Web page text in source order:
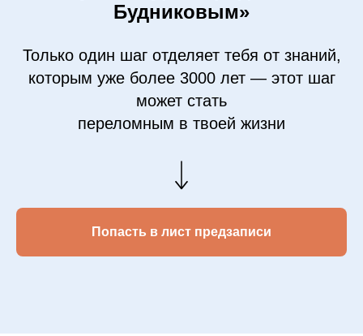
Будниковым»
Только один шаг отделяет тебя от знаний,
которым уже более 3000 лет — этот шаг
может стать
переломным в твоей жизни
Попасть в лист предзаписи